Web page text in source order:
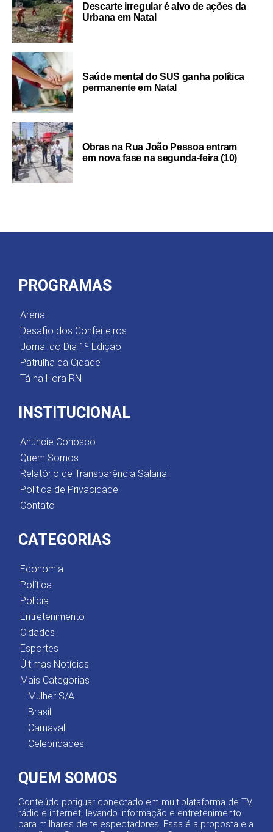
Descarte irregular é alvo de ações da
Urbana em Natal
Saúde mental do SUS ganha política
permanente em Natal
Obras na Rua João Pessoa entram
em nova fase na segunda-feira (10)
PROGRAMAS
Arena
Desafio dos Confeiteiros
Jornal do Dia 1ª Edição
Patrulha da Cidade
Tá na Hora RN
INSTITUCIONAL
Anuncie Conosco
Quem Somos
Relatório de Transparência Salarial
Política de Privacidade
Contato
CATEGORIAS
Economia
Política
Polícia
Entretenimento
Cidades
Esportes
Últimas Notícias
Mais Categorias
Mulher S/A
Brasil
Carnaval
Celebridades
QUEM SOMOS
Conteúdo potiguar conectado em multiplataforma de TV,
rádio e internet, levando informação e entretenimento
para milhares de telespectadores. Essa é a proposta e a